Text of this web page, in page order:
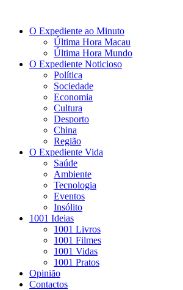
O Expediente ao Minuto
Última Hora Macau
Última Hora Mundo
O Expediente Noticioso
Política
Sociedade
Economia
Cultura
Desporto
China
Região
O Expediente Vida
Saúde
Ambiente
Tecnologia
Eventos
Insólito
1001 Ideias
1001 Livros
1001 Filmes
1001 Vidas
1001 Pratos
Opinião
Contactos